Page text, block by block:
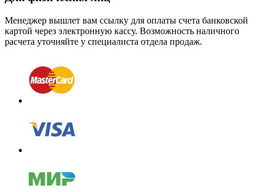
Менеджер вышлет вам ссылку для оплаты счета банковской
картой через электронную кассу. Возможность наличного
расчета уточняйте у специалиста отдела продаж.